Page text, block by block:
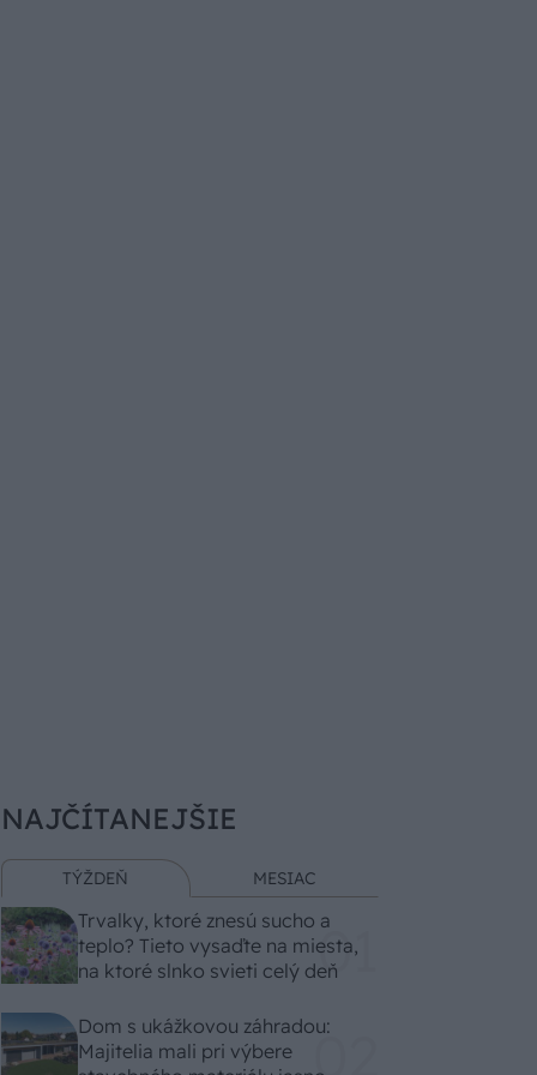
NAJČÍTANEJŠIE
TÝŽDEŇ MESIAC
Trvalky, ktoré znesú sucho a
teplo? Tieto vysaďte na miesta,
na ktoré slnko svieti celý deň
Dom s ukážkovou záhradou:
Majitelia mali pri výbere